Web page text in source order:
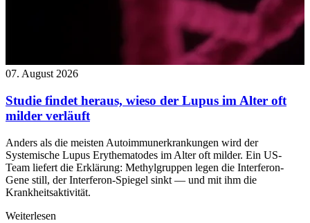
07. August 2026
Studie findet heraus, wieso der Lupus im Alter oft
milder verläuft
Anders als die meisten Autoimmunerkrankungen wird der
Systemische Lupus Erythematodes im Alter oft milder. Ein US-
Team liefert die Erklärung: Methylgruppen legen die Interferon-
Gene still, der Interferon-Spiegel sinkt — und mit ihm die
Krankheitsaktivität.
Weiterlesen